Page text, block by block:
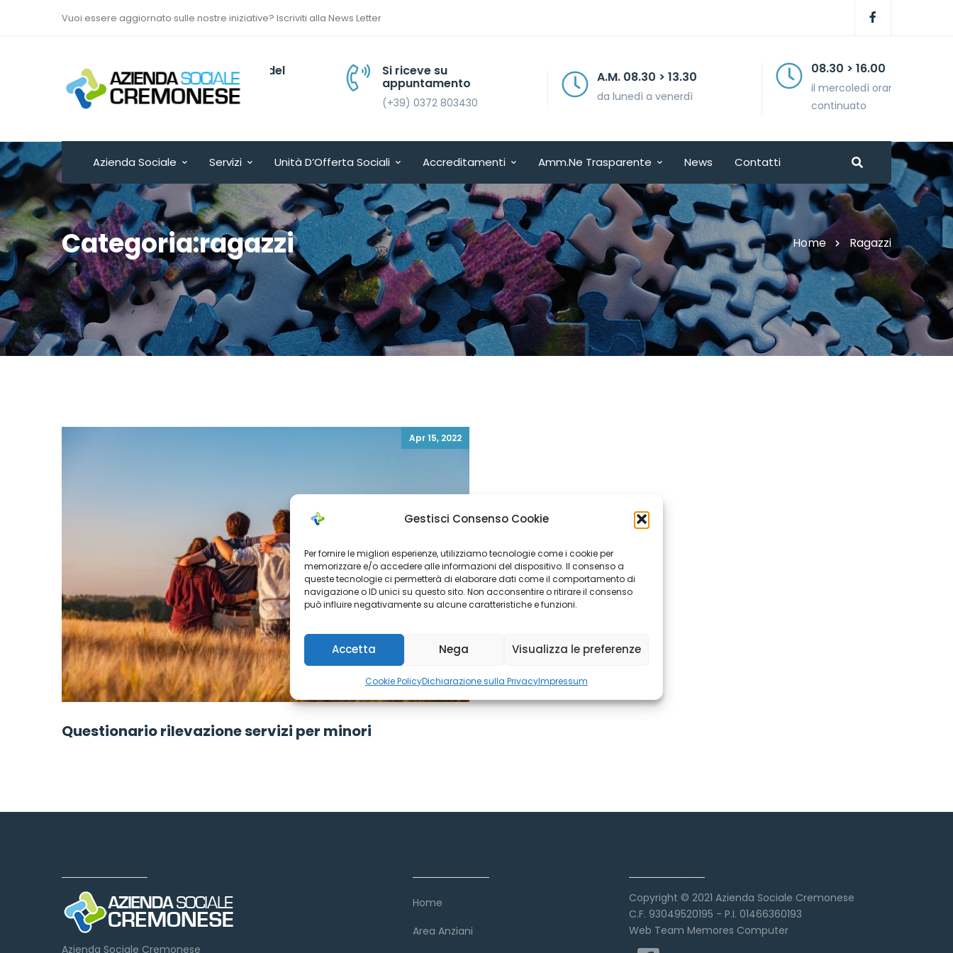
Gestisci Consenso Cookie
Per fornire le migliori esperienze, utilizziamo tecnologie come i cookie per
memorizzare e/o accedere alle informazioni del dispositivo. Il consenso a
queste tecnologie ci permetterà di elaborare dati come il comportamento di
navigazione o ID unici su questo sito. Non acconsentire o ritirare il consenso
può influire negativamente su alcune caratteristiche e funzioni.
Accetta Nega Visualizza le preferenze
Cookie PolicyDichiarazione sulla PrivacyImpressum
Vuoi essere aggiornato sulle nostre iniziative? Iscriviti alla News Letter
Via Sant’Antonio del
Fuoco n. 9/A
Cremona - ITALY
Si riceve su
appuntamento
(+39) 0372 803430
A.M. 08.30 > 13.30
da lunedì a venerdì
08.30 > 16.00
il mercoledì orario
Azienda Sociale Servizi Unità D’Offerta Sociali Accreditamenti Amm.ne Trasparente News Contatti
Categoria:ragazzi Home Ragazzi
Apr 15, 2022
Questionario rilevazione servizi per minori
Azienda Sociale Cremonese
Home
Area Anziani
Copyright © 2021 Azienda Sociale Cremonese
C.F. 93049520195 - P.I. 01466360193
Web Team Memores Computer